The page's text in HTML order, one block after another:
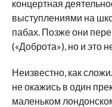
концертная
выступлениями на
пабах. Позже они
(«Доброта»), но и это
Неизвестно, как
не окажись в один
маленьком